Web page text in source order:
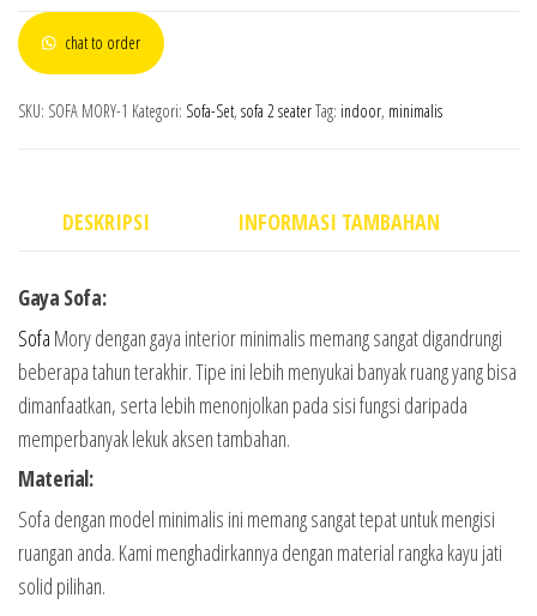
chat to order
SKU: SOFA MORY-1 Kategori: Sofa-Set, sofa 2 seaterTag: indoor, minimalis
DESKRIPSI INFORMASI TAMBAHAN
Gaya Sofa:
Sofa Mory dengan gaya interior minimalis memang sangat digandrungi
beberapa tahun terakhir. Tipe ini lebih menyukai banyak ruang yang bisa
dimanfaatkan, serta lebih menonjolkan pada sisi fungsi daripada
memperbanyak lekuk aksen tambahan.
Material:
Sofa dengan model minimalis ini memang sangat tepat untuk mengisi
ruangan anda. Kami menghadirkannya dengan material rangka kayu jati
solid pilihan.